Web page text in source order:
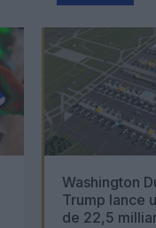
Washington
Trump lance
de 22,5